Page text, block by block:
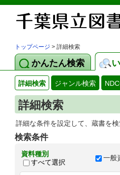
トップページ > 詳細検索
かんたん検索
詳細検索 ジャンル検索
詳細検索
詳細な条件を設定して、蔵書を検
検索条件
資料種別
すべて選択
一般